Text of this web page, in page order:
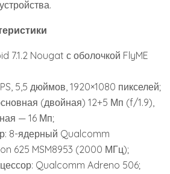
7.1.2 Nougat с оболочкой FlyME
5,5 дюймов, 1920×1080 пикселей;
(двойная) 12+5 Мп (f/1.9),
— 16 Мп;
8-ядерный Qualcomm
625 MSM8953 (2000 МГц);
Qualcomm Adreno 506;